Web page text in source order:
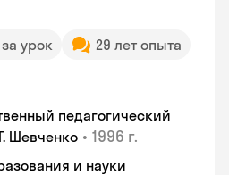
за урок
29 лет опыта
педагогический
Шевченко • 1996 г.
и науки